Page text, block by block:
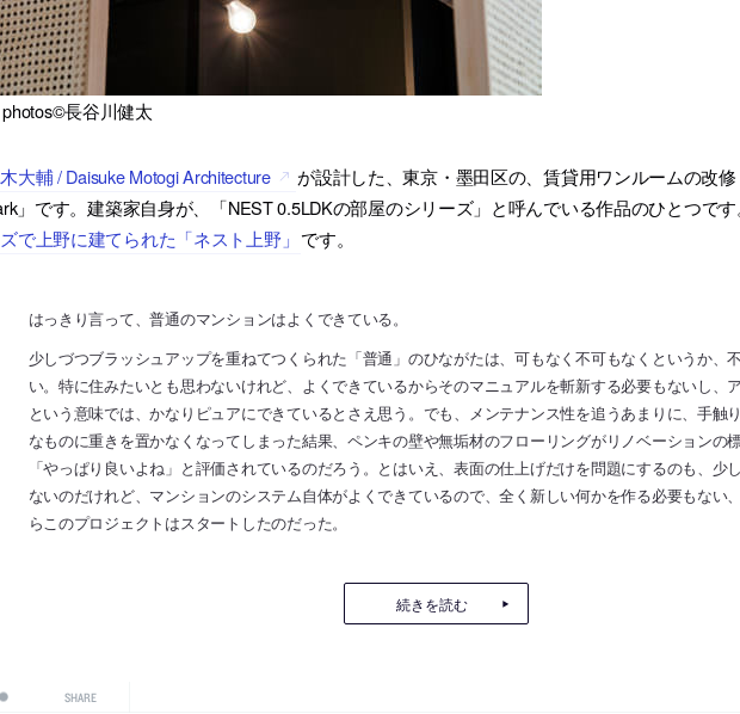
photos©長谷川健太
大輔 / Daisuke Motogi Architecture
が設計した、東京・墨田区の、賃貸用ワンルームの改修
」です。建築家自身が、「NEST 0.5LDKの部屋のシリーズ」と呼んでいる作品のひとつです
で上野に建てられた「ネスト上野」 です。
はっきり言って、普通のマンションはよくできている。
少しづつブラッシュアップを重ねてつくられた「普通」のひながたは、可もなく不可もなくというか、
い。特に住みたいとも思わないけれど、よくできているからそのマニュアルを斬新する必要もないし、
という意味では、かなりピュアにできているとさえ思う。でも、メンテナンス性を追うあまりに、手触
なものに重きを置かなくなってしまった結果、ペンキの壁や無垢材のフローリングがリノベーションの標
「やっぱり良いよね」と評価されているのだろう。とはいえ、表面の仕上げだけを問題にするのも、少
ないのだけれど、マンションのシステム自体がよくできているので、全く新しい何かを作る必要もない
らこのプロジェクトはスタートしたのだった。
続きを読む
SHARE